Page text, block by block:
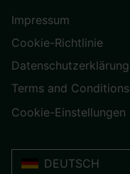
Impressum
Cookie-Richtlinie
Datenschutzerklärung
Terms and Conditions
Cookie-Einstellungen
DEUTSCH